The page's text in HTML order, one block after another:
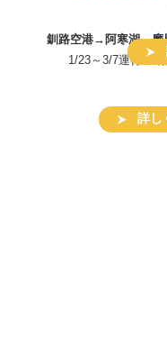
釧路空港→阿寒湖→
1/23～3/7運行 網
詳し